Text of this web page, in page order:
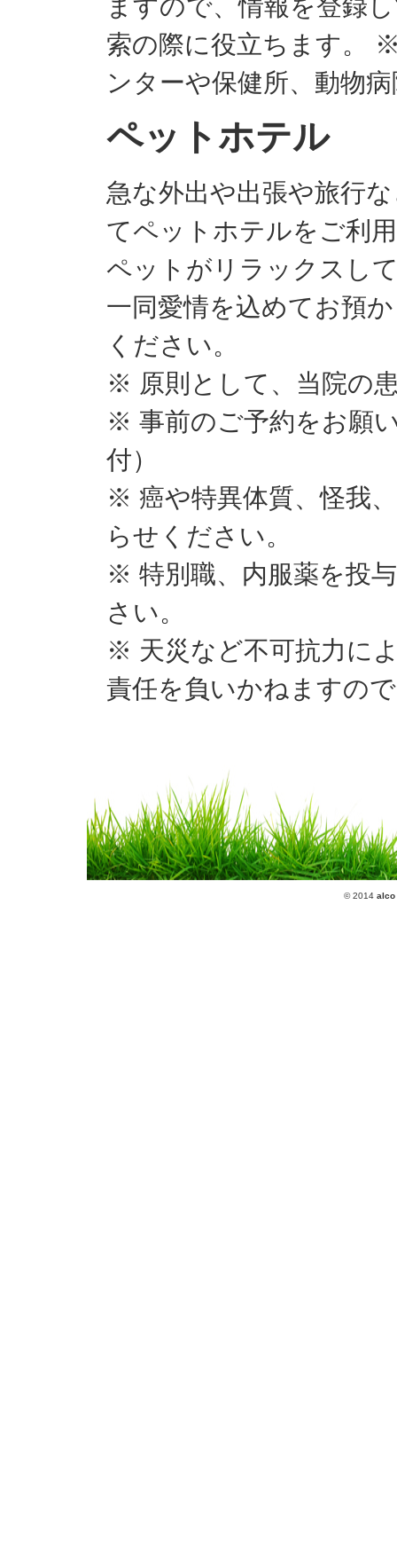
索の際に役立ちます。
ンターや保健所、動物
ペットホテル
急な外出や出張や旅行
てペットホテルをご利
ペットがリラックスし
一同愛情を込めてお預
ください。
※ 原則として、当院の
※ 事前のご予約をお願
付）
※ 癌や特異体質、怪我
らせください。
※ 特別職、内服薬を投
さい。
※ 天災など不可抗力に
責任を負いかねますの
© 2014 alco